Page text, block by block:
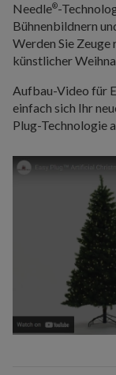
Needle®-
Bühnenbildnern
Werden Sie
künstlicher
Aufbau-Video für
einfach sich Ihr
Plug-Technologie